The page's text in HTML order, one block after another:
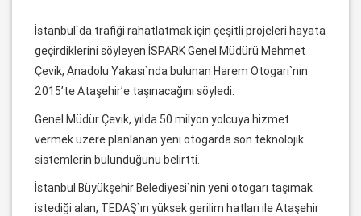
İstanbul`da trafiği rahatlatmak için çeşitli projeleri hayata
geçirdiklerini söyleyen İSPARK Genel Müdürü Mehmet
Çevik, Anadolu Yakası`nda bulunan Harem Otogarı`nın
2015’te Ataşehir’e taşınacağını söyledi.
Genel Müdür Çevik, yılda 50 milyon yolcuya hizmet
vermek üzere planlanan yeni otogarda son teknolojik
sistemlerin bulunduğunu belirtti.
İstanbul Büyükşehir Belediyesi`nin yeni otogarı taşımak
istediği alan, TEDAŞ`ın yüksek gerilim hatları ile Ataşehir